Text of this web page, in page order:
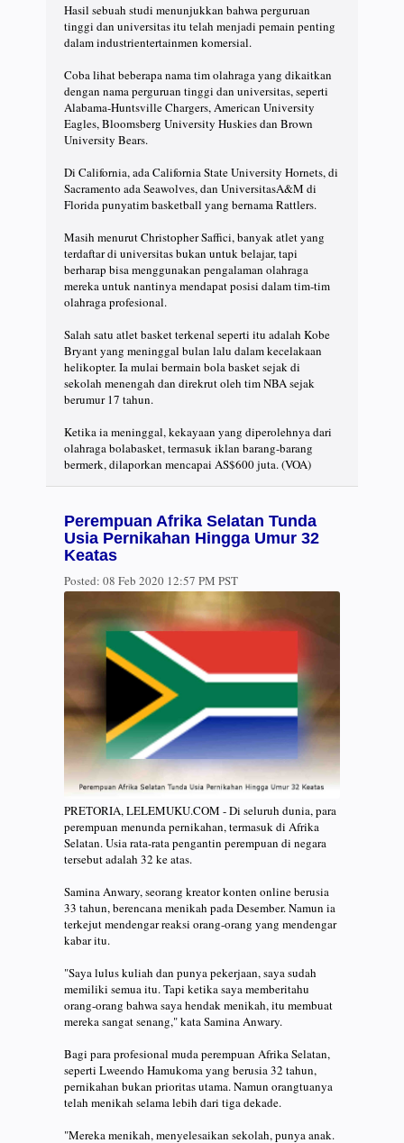
Hasil sebuah studi menunjukkan bahwa perguruan
tinggi dan universitas itu telah menjadi pemain penting
dalam industrientertainmen komersial.
Coba lihat beberapa nama tim olahraga yang dikaitkan
dengan nama perguruan tinggi dan universitas, seperti
Alabama-Huntsville Chargers, American University
Eagles, Bloomsberg University Huskies dan Brown
University Bears.
Di California, ada California State University Hornets, di
Sacramento ada Seawolves, dan UniversitasA&M di
Florida punyatim basketball yang bernama Rattlers.
Masih menurut Christopher Saffici, banyak atlet yang
terdaftar di universitas bukan untuk belajar, tapi
berharap bisa menggunakan pengalaman olahraga
mereka untuk nantinya mendapat posisi dalam tim-tim
olahraga profesional.
Salah satu atlet basket terkenal seperti itu adalah Kobe
Bryant yang meninggal bulan lalu dalam kecelakaan
helikopter. Ia mulai bermain bola basket sejak di
sekolah menengah dan direkrut oleh tim NBA sejak
berumur 17 tahun.
Ketika ia meninggal, kekayaan yang diperolehnya dari
olahraga bolabasket, termasuk iklan barang-barang
bermerk, dilaporkan mencapai AS$600 juta. (VOA)
Perempuan Afrika Selatan Tunda
Usia Pernikahan Hingga Umur 32
Keatas
Posted: 08 Feb 2020 12:57 PM PST
PRETORIA, LELEMUKU.COM - Di seluruh dunia, para
perempuan menunda pernikahan, termasuk di Afrika
Selatan. Usia rata-rata pengantin perempuan di negara
tersebut adalah 32 ke atas.
Samina Anwary, seorang kreator konten online berusia
33 tahun, berencana menikah pada Desember. Namun ia
terkejut mendengar reaksi orang-orang yang mendengar
kabar itu.
"Saya lulus kuliah dan punya pekerjaan, saya sudah
memiliki semua itu. Tapi ketika saya memberitahu
orang-orang bahwa saya hendak menikah, itu membuat
mereka sangat senang," kata Samina Anwary.
Bagi para profesional muda perempuan Afrika Selatan,
seperti Lweendo Hamukoma yang berusia 32 tahun,
pernikahan bukan prioritas utama. Namun orangtuanya
telah menikah selama lebih dari tiga dekade.
"Mereka menikah, menyelesaikan sekolah, punya anak.